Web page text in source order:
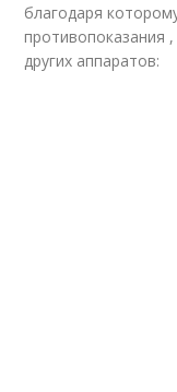
благодаря
противопоказания
других аппаратов: